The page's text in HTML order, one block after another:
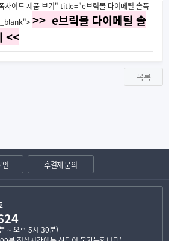
사이드 제품 보기" title="e브릭몰 다이메틸 솔폭
>> e브릭몰 다이메틸 솔
<<
목록
인 후결제 문의
~ 오후 5시 30분)